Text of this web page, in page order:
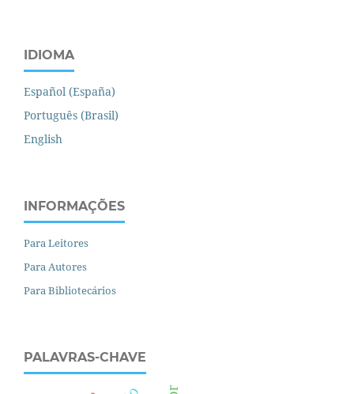
IDIOMA
Español (España)
Português (Brasil)
English
INFORMAÇÕES
Para Leitores
Para Autores
Para Bibliotecários
PALAVRAS-CHAVE